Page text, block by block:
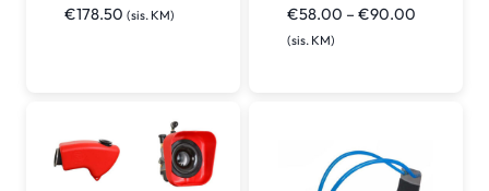
€178.50 (sis. KM) €58.00 – €90.00
(sis. KM)